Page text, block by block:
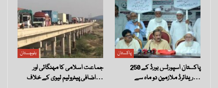
بلوچستان
جماعت اسلامی کا مہنگائی اور
اضافی پیٹرولیم لیوی کے خلاف…
پاکستان
پاکستان اسپورٹس بورڈ کے 250
ریٹائرڈ ملازمین دو ماہ سے…